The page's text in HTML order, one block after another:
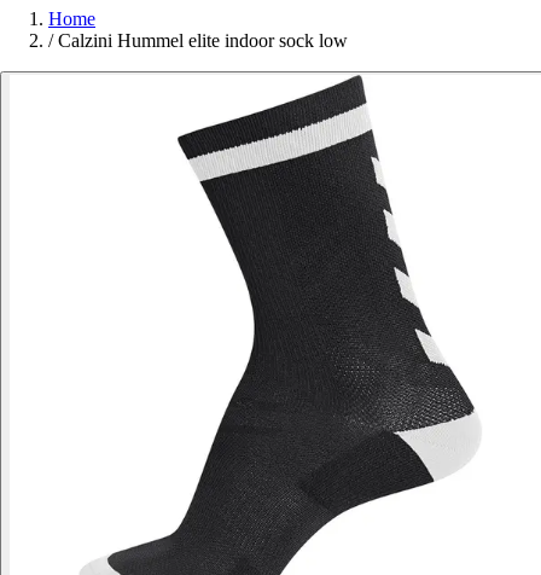
Home
/ Calzini Hummel elite indoor sock low